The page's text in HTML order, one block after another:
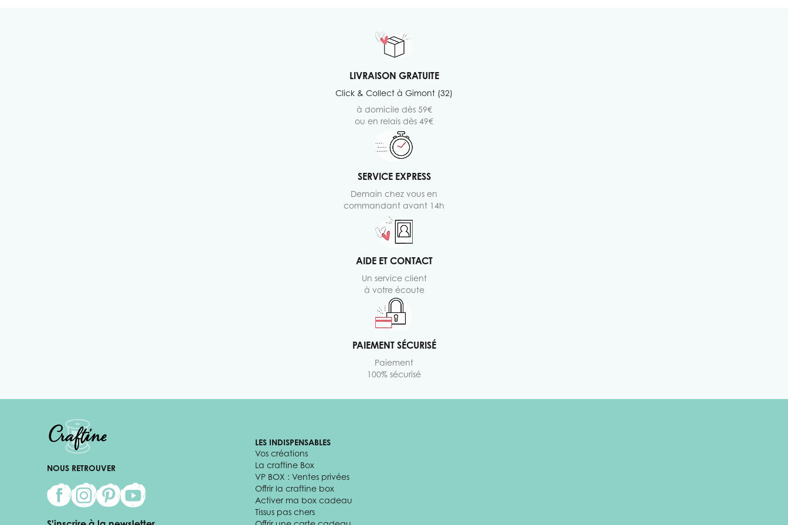
LIVRAISON GRATUITE
Click & Collect à Gimont (32)
à domicile dès 59€
ou en relais dès 49€
SERVICE EXPRESS
Demain chez vous en
commandant avant 14h
AIDE ET CONTACT
Un service client
à votre écoute
PAIEMENT SÉCURISÉ
Paiement
100% sécurisé
NOUS RETROUVER
LES INDISPENSABLES
Vos créations
La craftine Box
VP BOX : Ventes privées
Offrir la craftine box
Activer ma box cadeau
Tissus pas chers